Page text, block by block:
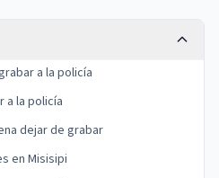
a la policía
a la policía
dejar de grabar
en Misisipi